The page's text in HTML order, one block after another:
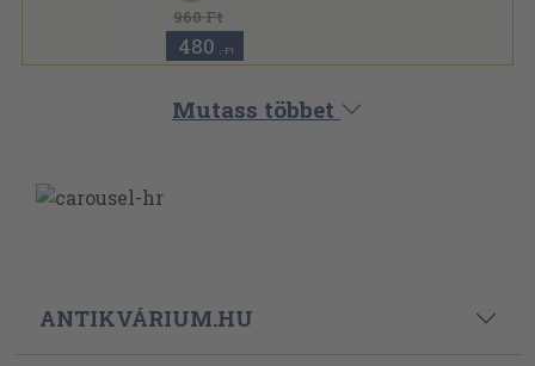
960 Ft
480 ,-Ft
Mutass többet
ANTIKVÁRIUM.HU